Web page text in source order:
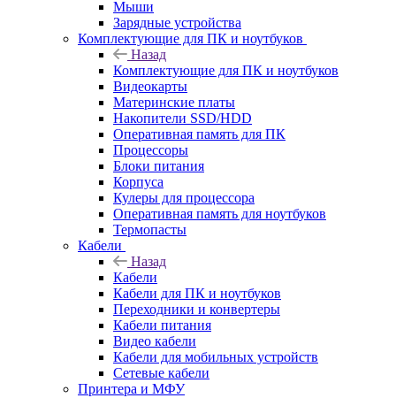
Мыши
Зарядные устройства
Комплектующие для ПК и ноутбуков
Назад
Комплектующие для ПК и ноутбуков
Видеокарты
Материнские платы
Накопители SSD/HDD
Оперативная память для ПК
Процессоры
Блоки питания
Корпуса
Кулеры для процессора
Оперативная память для ноутбуков
Термопасты
Кабели
Назад
Кабели
Кабели для ПК и ноутбуков
Переходники и конвертеры
Кабели питания
Видео кабели
Кабели для мобильных устройств
Сетевые кабели
Принтера и МФУ